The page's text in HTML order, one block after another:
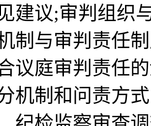
建议;审判组织
制与审判责任
议庭审判责任
机制和问责方